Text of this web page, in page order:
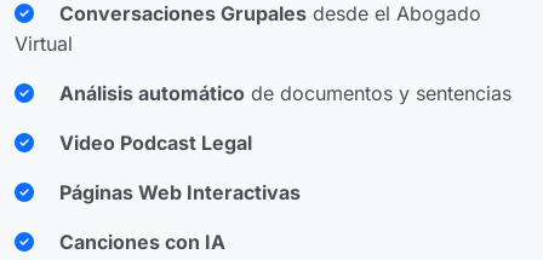
Conversaciones Grupales desde el Abogado
Virtual
Análisis automático de documentos y sentencias
Video Podcast Legal
Páginas Web Interactivas
Canciones con IA